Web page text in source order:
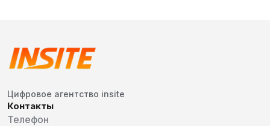
Цифровое агентство insite
Контакты
Телефон